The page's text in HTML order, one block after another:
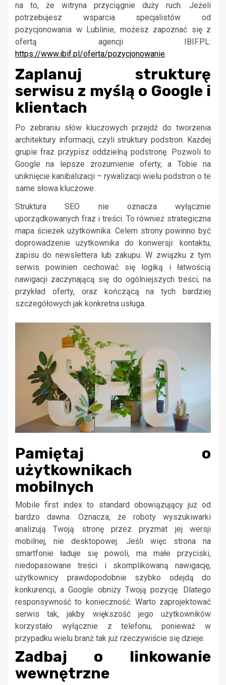
na to, że witryna przyciągnie duży ruch. Jeżeli
potrzebujesz wsparcia specjalistów od
pozycjonowania w Lublinie, możesz zapoznać się z
ofertą agencji IBIF.PL:
https://www.ibif.pl/oferta/pozycjonowanie.
Zaplanuj strukturę
serwisu z myślą o Google i
klientach
Po zebraniu słów kluczowych przejdź do tworzenia
architektury informacji, czyli struktury podstron. Każdej
grupie fraz przypisz oddzielną podstronę. Pozwoli to
Google na lepsze zrozumienie oferty, a Tobie na
uniknięcie kanibalizacji – rywalizacji wielu podstron o te
same słowa kluczowe.
Struktura SEO nie oznacza wyłącznie
uporządkowanych fraz i treści. To również strategiczna
mapa ścieżek użytkownika. Celem strony powinno być
doprowadzenie użytkownika do konwersji: kontaktu,
zapisu do newslettera lub zakupu. W związku z tym
serwis powinien cechować się logiką i łatwością
nawigacji zaczynającą się do ogólniejszych treści, na
przykład oferty, oraz kończącą na tych bardziej
szczegółowych jak konkretna usługa.
Pamiętaj o
użytkownikach
mobilnych
Mobile first index to standard obowiązujący już od
bardzo dawna. Oznacza, że roboty wyszukiwarki
analizują Twoją stronę przez pryzmat jej wersji
mobilnej, nie desktopowej. Jeśli więc strona na
smartfonie ładuje się powoli, ma małe przyciski,
niedopasowane treści i skomplikowaną nawigację,
użytkownicy prawdopodobnie szybko odejdą do
konkurencji, a Google obniży Twoją pozycję. Dlatego
responsywność to konieczność. Warto zaprojektować
serwis tak, jakby większość jego użytkowników
korzystało wyłącznie z telefonu, ponieważ w
przypadku wielu branż tak już rzeczywiście się dzieje.
Zadbaj o linkowanie
wewnętrzne